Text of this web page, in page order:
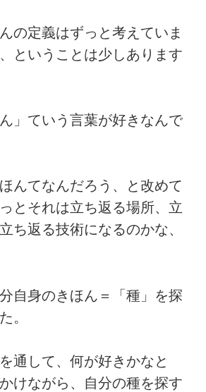
の定義はずっと考えていま
ということは少しあります
」ていう言葉が好きなんで
んてなんだろう、と改めて
とそれは立ち返る場所、立
ち返る技術になるのかな、
自身のきほん＝「種」を探
。
通して、何が好きかなと
けながら、自分の種を探す